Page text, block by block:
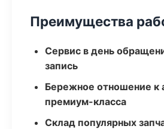
Преимущества
Сервис в день
запись
Бережное отношение к
премиум-класса
Склад популярных